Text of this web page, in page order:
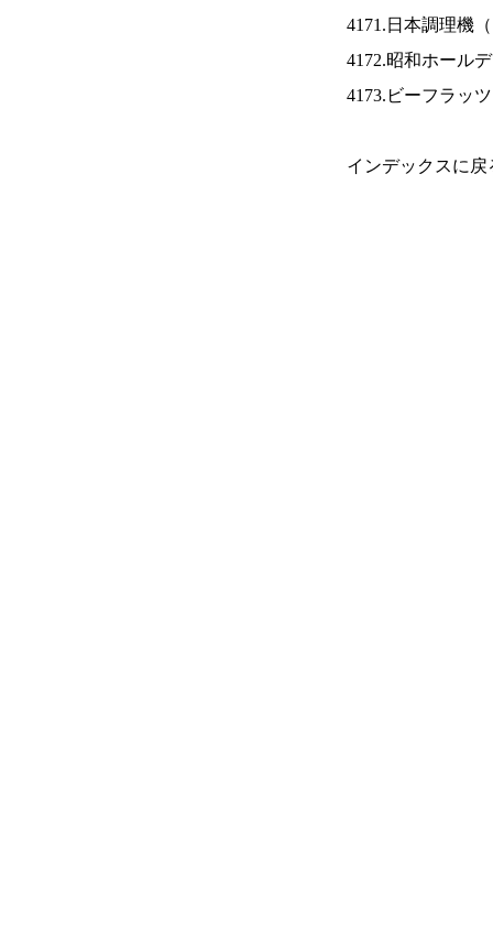
4171.日本調理機（
4172.昭和ホール
4173.ビーフラッ
インデックスに戻